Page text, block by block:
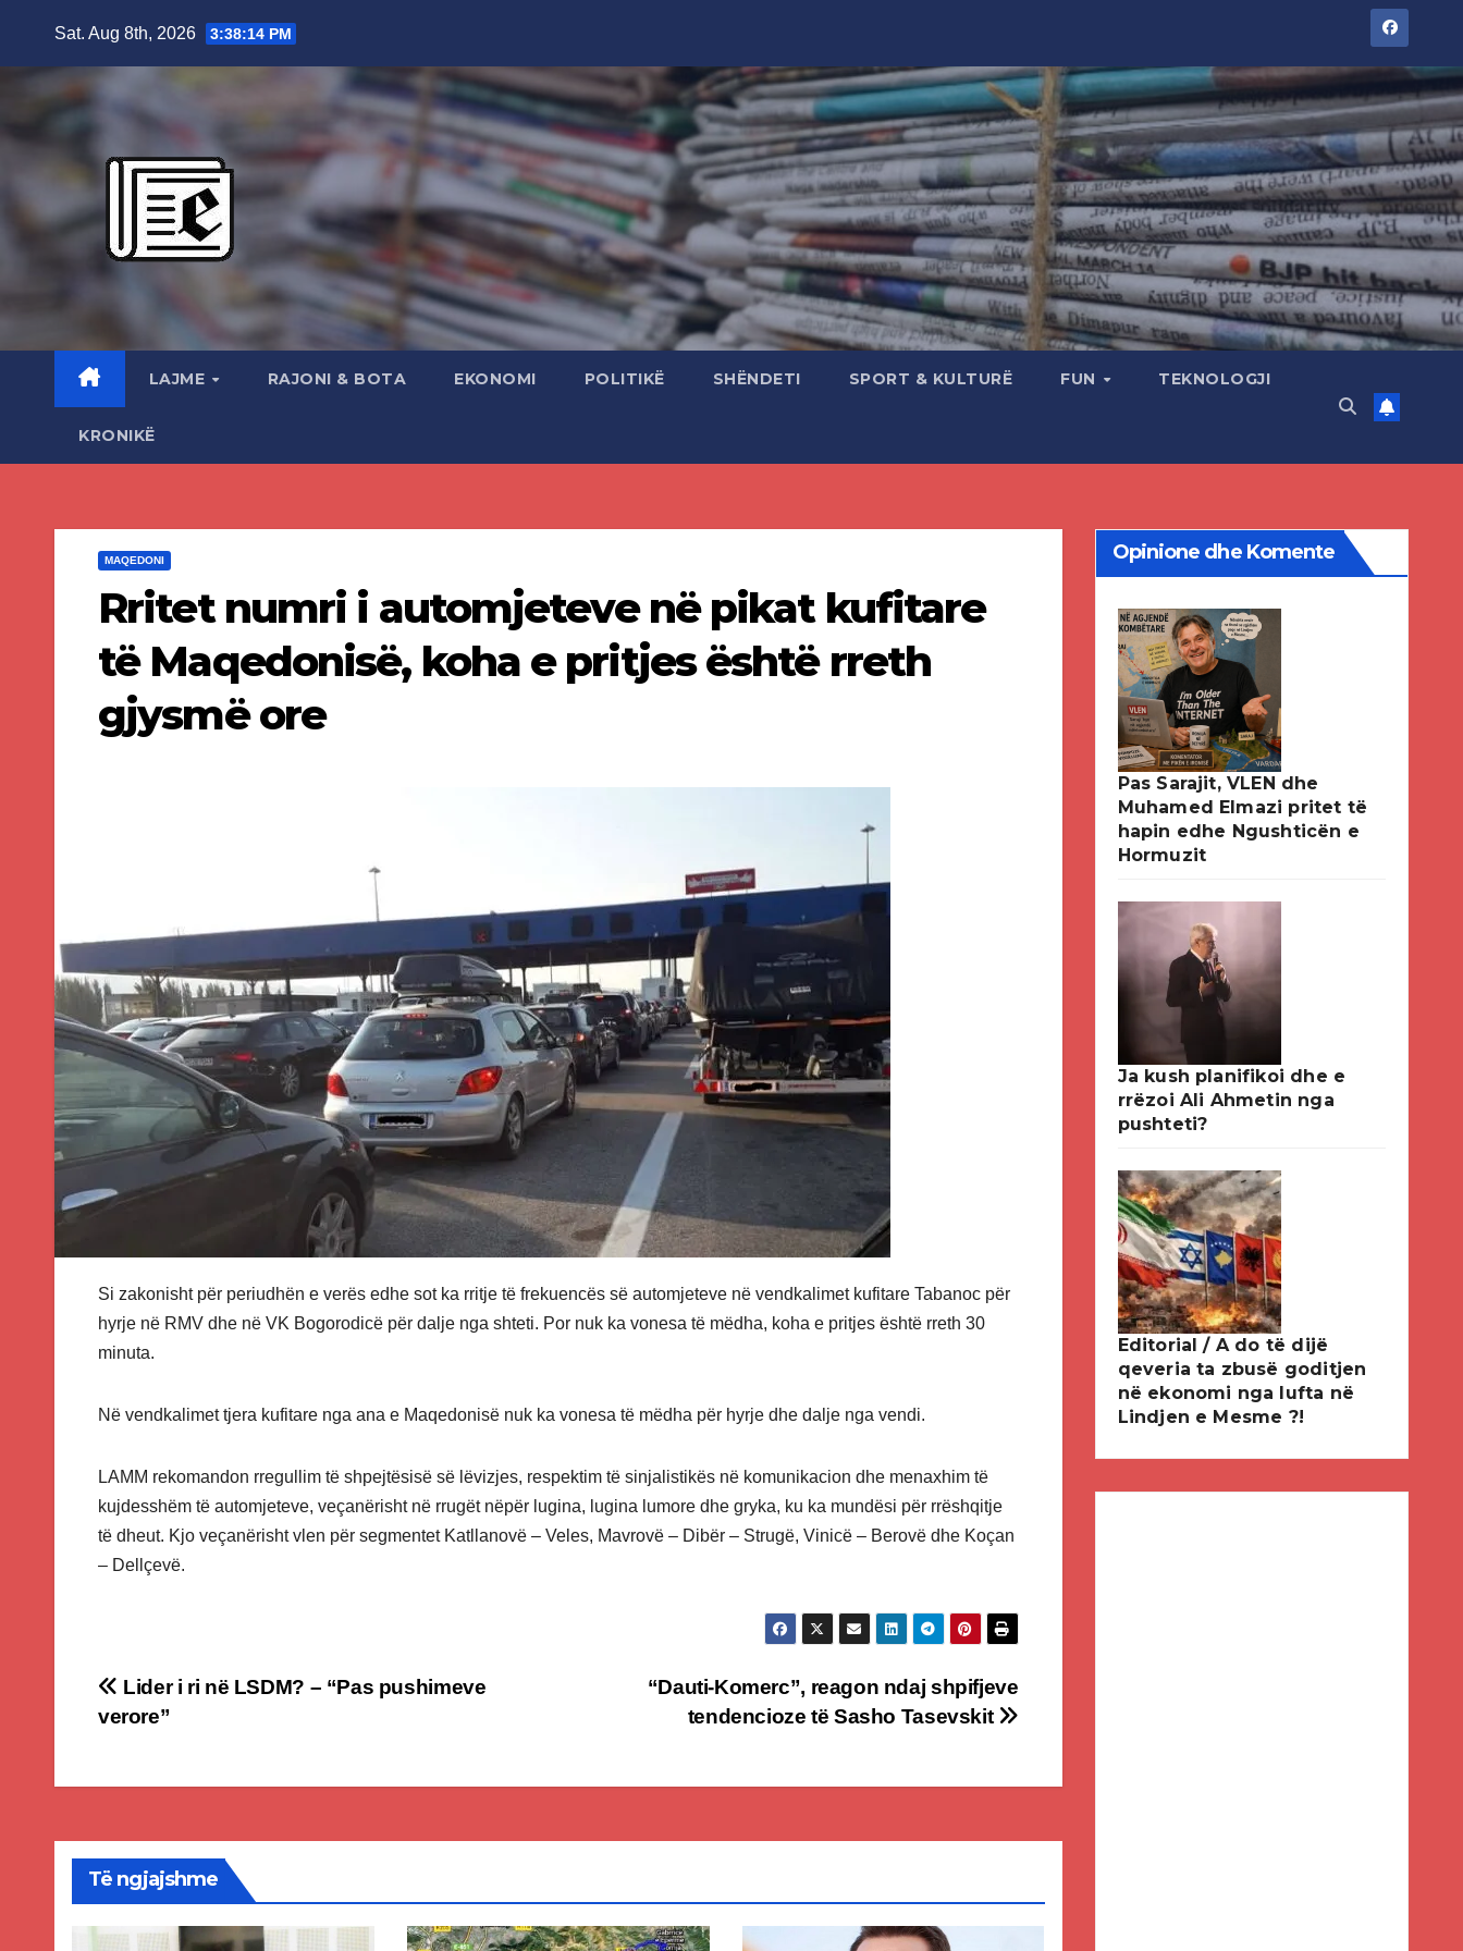
Sat. Aug 8th, 2026 3:38:15 PM
LAJME RAJONI & BOTA EKONOMI POLITIKË SHËNDETI SPORT & KULTURË FUN TEKNOLOGJI
KRONIKË
MAQEDONI
Rritet numri i automjeteve në pikat kufitare
të Maqedonisë, koha e pritjes është rreth
gjysmë ore
Si zakonisht për periudhën e verës edhe sot ka rritje të frekuencës së automjeteve në vendkalimet kufitare Tabanoc për
hyrje në RMV dhe në VK Bogorodicë për dalje nga shteti. Por nuk ka vonesa të mëdha, koha e pritjes është rreth 30
minuta.
Në vendkalimet tjera kufitare nga ana e Maqedonisë nuk ka vonesa të mëdha për hyrje dhe dalje nga vendi.
LAMM rekomandon rregullim të shpejtësisë së lëvizjes, respektim të sinjalistikës në komunikacion dhe menaxhim të
kujdesshëm të automjeteve, veçanërisht në rrugët nëpër lugina, lugina lumore dhe gryka, ku ka mundësi për rrëshqitje
të dheut. Kjo veçanërisht vlen për segmentet Katllanovë – Veles, Mavrovë – Dibër – Strugë, Vinicë – Berovë dhe Koçan
– Dellçevë.
Post
“Dauti-Komerc”, reagon ndaj shpifjeve
tendencioze të Sasho Tasevskit
Lider i ri në LSDM? – “Pas pushimeve
verore”
Të ngjajshme
Opinione dhe Komente
Pas Sarajit, VLEN dhe
Muhamed Elmazi pritet të
hapin edhe Ngushticën e
Hormuzit
Ja kush planifikoi dhe e
rrëzoi Ali Ahmetin nga
pushteti?
Editorial / A do të dijë
qeveria ta zbusë goditjen
në ekonomi nga lufta në
Lindjen e Mesme ?!